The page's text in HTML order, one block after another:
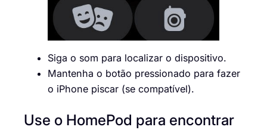
Siga o som para localizar o dispositivo.
Mantenha o botão pressionado para fazer
o iPhone piscar (se compatível).
Use o HomePod para encontrar